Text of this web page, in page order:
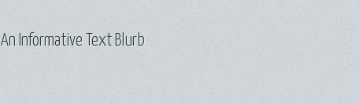
An Informative Text Blurb